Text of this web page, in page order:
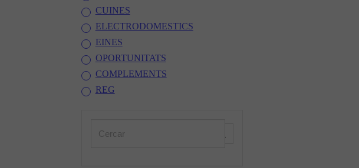
CUINES
ELECTRODOMESTICS
EINES
OPORTUNITATS
COMPLEMENTS
REG